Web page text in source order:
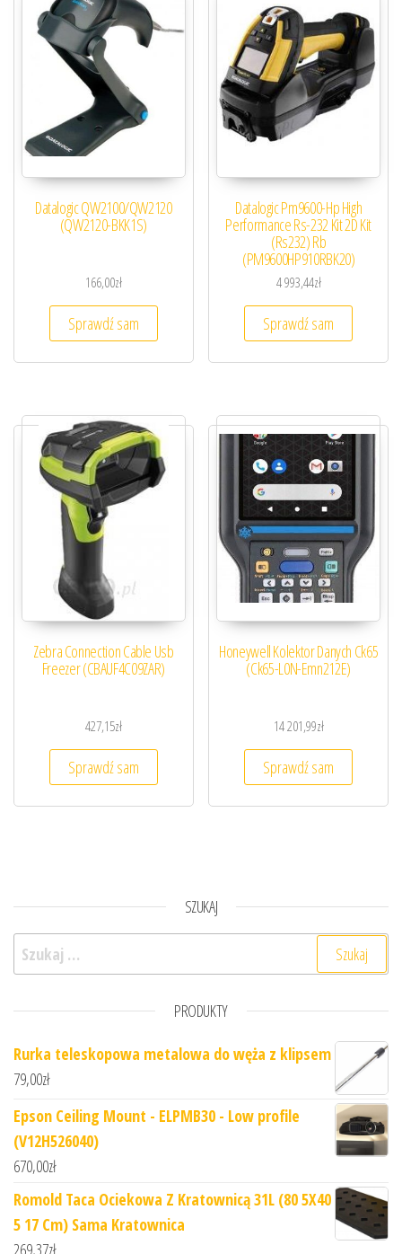
Datalogic QW2100/QW2120
(QW2120-BKK1S)
166,00zł
Sprawdź sam
Datalogic Pm9600-Hp High
Performance Rs-232 Kit 2D Kit
(Rs232) Rb
(PM9600HP910RBK20)
4 993,44zł
Sprawdź sam
Zebra Connection Cable Usb
Freezer (CBAUF4C09ZAR)
427,15zł
Sprawdź sam
Honeywell Kolektor Danych Ck65
(Ck65-L0N-Emn212E)
14 201,99zł
Sprawdź sam
SZUKAJ
Szukaj:
PRODUKTY
Rurka teleskopowa metalowa do węża z klipsem
79,00zł
Epson Ceiling Mount - ELPMB30 - Low profile
(V12H526040)
670,00zł
Romold Taca Ociekowa Z Kratownicą 31L (80 5X40
5 17 Cm) Sama Kratownica